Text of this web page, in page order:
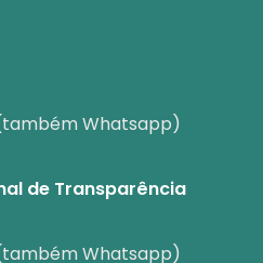
Whatsapp)
de Transparência
Whatsapp)